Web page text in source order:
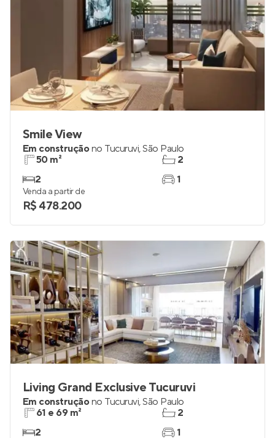
Smile View
Em construçãono Tucuruvi,São Paulo
50 m²
2
2
1
Venda a partir de
R$ 478.200
Living Grand Exclusive Tucuruvi
Em construçãono Tucuruvi,São Paulo
61 e 69 m²
2
2
1